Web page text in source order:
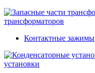
трансформаторов
Контактные зажимы
установки